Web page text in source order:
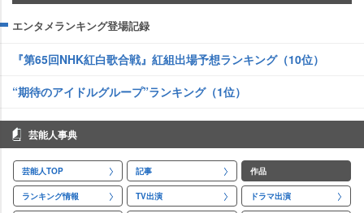
エンタメランキング登場記録
『第65回NHK紅白歌合戦』紅組出場予想ランキング（10位）
“期待のアイドルグループ”ランキング（1位）
芸能人事典
芸能人TOP 記事 作品
ランキング情報 TV出演 ドラマ出演